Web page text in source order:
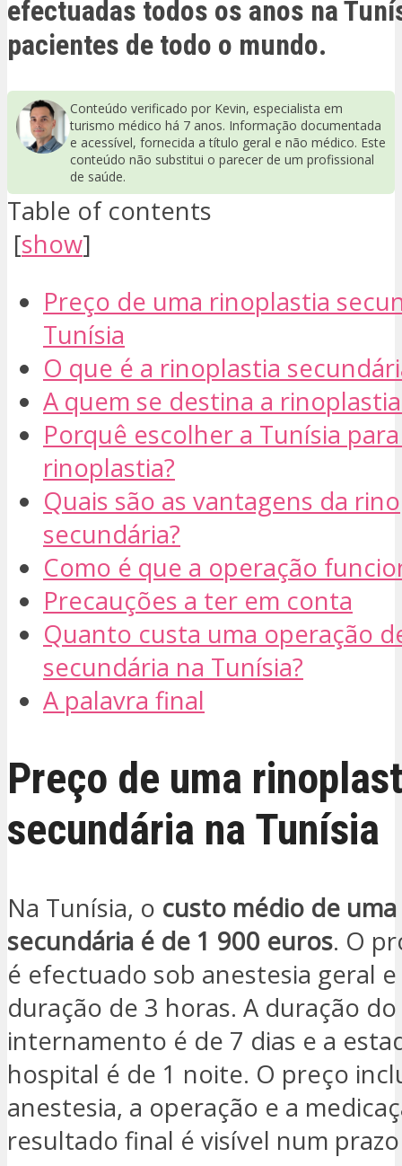
efectuadas todos os anos na
pacientes de todo o mundo.
Conteúdo verificado por Kevin, especialista em
turismo médico há 7 anos. Informação documentada
e acessível, fornecida a título geral e não médico. Este
conteúdo não substitui o parecer de um profissional
de saúde.
Table of contents
[show]
Preço de uma rinoplastia
Tunísia
O que é a rinoplastia
A quem se destina a
Porquê escolher a Tunísia
rinoplastia?
Quais são as vantagens da
secundária?
Como é que a operação
Precauções a ter em conta
Quanto custa uma operação
secundária na Tunísia?
A palavra final
Preço de uma
secundária na Tunísia
Na Tunísia, o custo médio de
secundária é de 1 900 euros. O
é efectuado sob anestesia geral
duração de 3 horas. A duração do
internamento é de 7 dias e a
hospital é de 1 noite. O preço
anestesia, a operação e a
resultado final é visível num